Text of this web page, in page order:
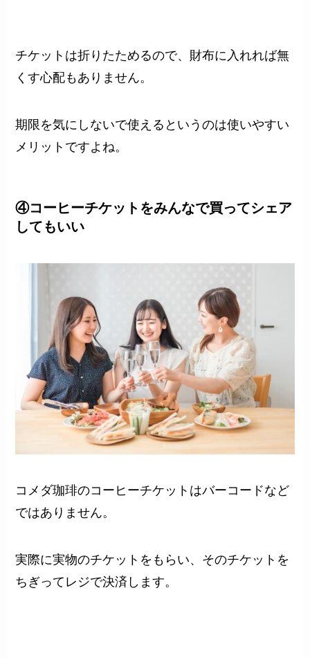
チケットは折りたためるので、財布に入れれば無
くす心配もありません。
期限を気にしないで使えるというのは使いやすい
メリットですよね。
④コーヒーチケットをみんなで買ってシェア
してもいい
コメダ珈琲のコーヒーチケットはバーコードなど
ではありません。
実際に実物のチケットをもらい、そのチケットを
ちぎってレジで決済します。